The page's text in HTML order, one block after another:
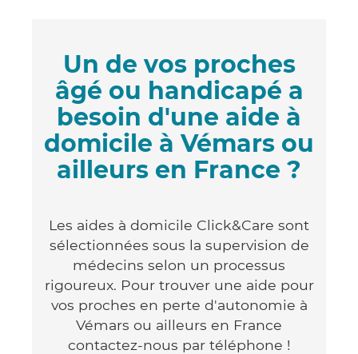
Un de vos proches
âgé ou handicapé a
besoin d'une aide à
domicile à Vémars ou
ailleurs en France ?
Les aides à domicile Click&Care sont
sélectionnées sous la supervision de
médecins selon un processus
rigoureux. Pour trouver une aide pour
vos proches en perte d'autonomie à
Vémars ou ailleurs en France
contactez-nous par téléphone !